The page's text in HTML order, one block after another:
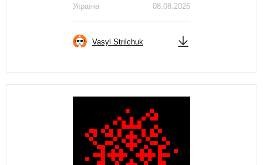
08.08.2026
Україна
Vasyl Strilchuk